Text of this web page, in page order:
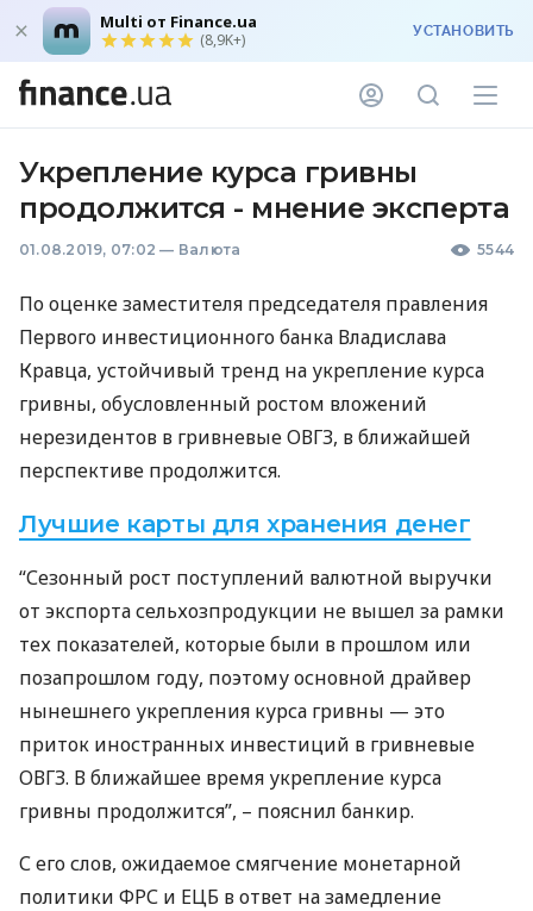
Multi от Finance.ua
(8,9K+) УСТАНОВИТЬ
Укрепление курса гривны
продолжится - мнение эксперта
01.08.2019, 07:02 — Валюта 5544
По оценке заместителя председателя правления
Первого инвестиционного банка Владислава
Кравца, устойчивый тренд на укрепление курса
гривны, обусловленный ростом вложений
нерезидентов в гривневыеОВГЗ, в ближайшей
перспективе продолжится.
Лучшие карты для хранения денег
“Сезонный рост поступлений валютной выручки
от экспорта сельхозпродукции не вышел за рамки
тех показателей, которые были в прошлом или
позапрошлом году, поэтому основной драйвер
нынешнего укрепления курса гривны — это
приток иностранных инвестиций в гривневые
ОВГЗ. В ближайшее время укрепление курса
гривны продолжится”, – пояснил банкир.
С его слов, ожидаемое смягчение монетарной
политики ФРС и ЕЦБ в ответ на замедление